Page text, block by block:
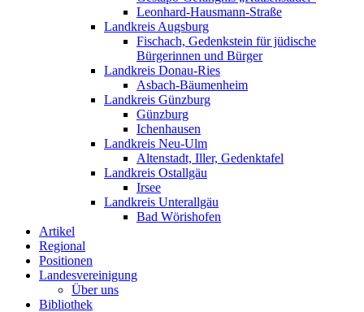
Leonhard-Hausmann-Straße
Landkreis Augsburg
Fischach, Gedenkstein für jüdische
Bürgerinnen und Bürger
Landkreis Donau-Ries
Asbach-Bäumenheim
Landkreis Günzburg
Günzburg
Ichenhausen
Landkreis Neu-Ulm
Altenstadt, Iller, Gedenktafel
Landkreis Ostallgäu
Irsee
Landkreis Unterallgäu
Bad Wörishofen
Artikel
Regional
Positionen
Landesvereinigung
Über uns
Bibliothek